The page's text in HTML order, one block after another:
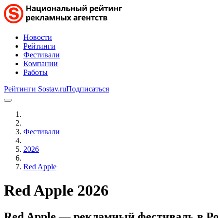
Новости
Рейтинги
Фестивали
Компании
Работы
Рейтинги Sostav.ruПодписаться
Фестивали
2026
Red Apple
Red Apple 2026